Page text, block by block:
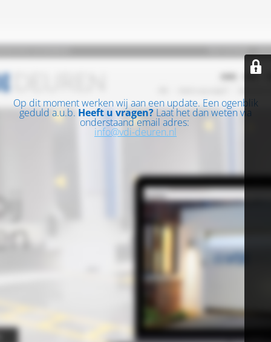
Op dit moment werken wij aan een update. Een ogenblik
geduld a.u.b. Heeft u vragen? Laat het dan weten via
onderstaand email adres:
info@vdi-deuren.nl